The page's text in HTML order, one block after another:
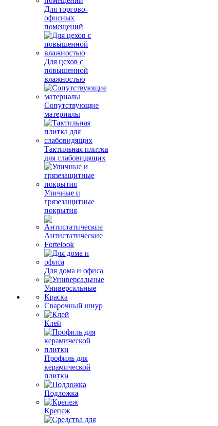
Для торгово-
офисных
помещений
Для цехов с
повышенной
влажностью
Сопутствующие
материалы
Тактильная плитка
для слабовидящих
Уличные и
грязезащитные
покрытия
Антистатические
Fortelook
Для дома и офиса
Универсальные
Краска
Сварочный шнур
Клей
Профиль для
керамической
плитки
Подложка
Крепеж